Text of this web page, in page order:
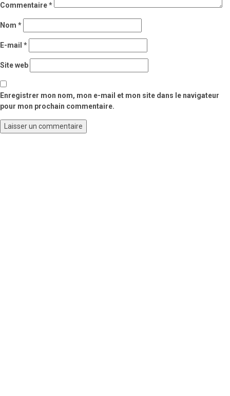
Commentaire*
Nom *
E-mail *
Site web
Enregistrer mon nom, mon e-mail et mon site dans le navigateur
pour mon prochain commentaire.